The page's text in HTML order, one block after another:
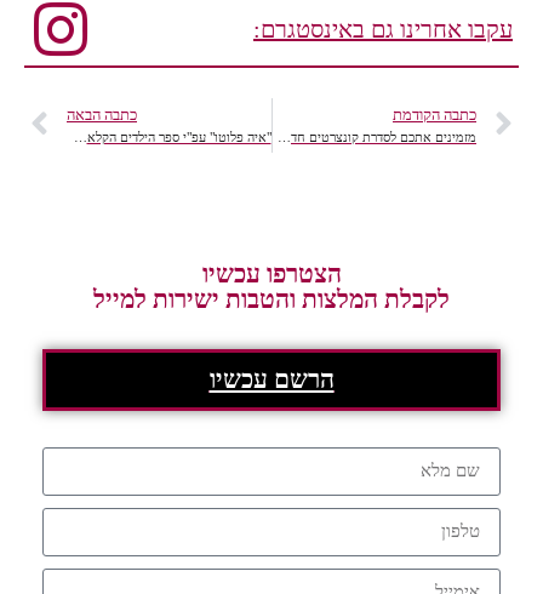
עקבו אחרינו גם באינסטגרם:
כתבה הקודמת כתבה הבאה
הצטרפו עכשיו
לקבלת המלצות והטבות ישירות למייל
הרשם עכשיו